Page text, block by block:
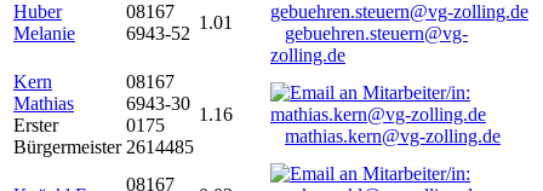
Huber
Melanie
08167
6943-52
1.01
gebuehren.steuern@vg-
zolling.de
Kern
Mathias
Erster
Bürgermeister
08167
6943-30
0175
2614485
1.16
mathias.kern@vg-zolling.de
08167